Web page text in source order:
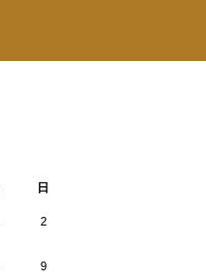
日
2
9